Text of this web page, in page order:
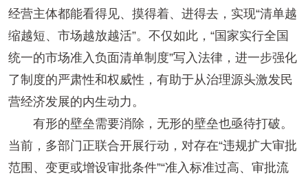
经营主体都能看得见、摸得着、进得去，实现“清单越
缩越短、市场越放越活”。不仅如此，“国家实行全国
统一的市场准入负面清单制度”写入法律，进一步强化
了制度的严肃性和权威性，有助于从治理源头激发民
营经济发展的内生动力。
有形的壁垒需要消除，无形的壁垒也亟待打破。
当前，多部门正联合开展行动，对存在“违规扩大审批
范围、变更或增设审批条件”“准入标准过高、审批流